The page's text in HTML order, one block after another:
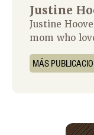
Justine
Justine
mom who
MÁS